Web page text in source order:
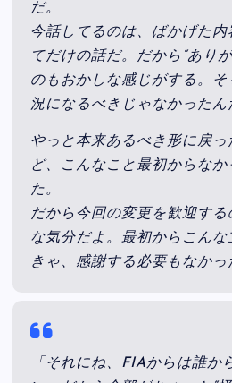
だ。
今話してるのは、ばかげた内
てだけの話だ。だから“あり
のもおかしな感じがする。
況になるべきじゃなかったん
やっと本来あるべき形に戻
ど、こんなこと最初からなか
た。
だから今回の変更を歓迎す
な気分だよ。最初からこん
きゃ、感謝する必要もなかっ
「それにね、FIAからは誰か